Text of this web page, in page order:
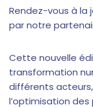
Rendez-vous à la
par notre
Cette nouvelle
transformation
différents
l’optimisation